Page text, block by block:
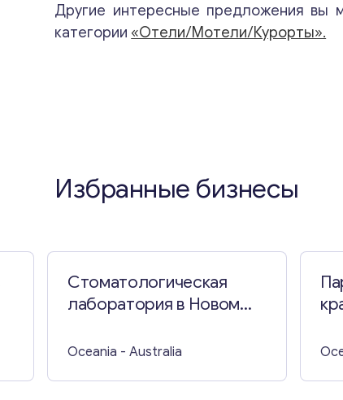
Другие интересные предложения вы
категории «Отели/Мотели/Курорты».
Избранные бизнесы
Стоматологическая
лаборатория в Новом
Oceania - Australia